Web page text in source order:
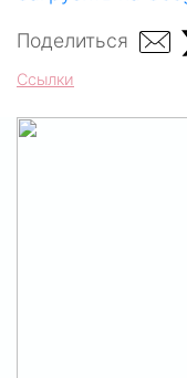
Поделиться
Ссылки